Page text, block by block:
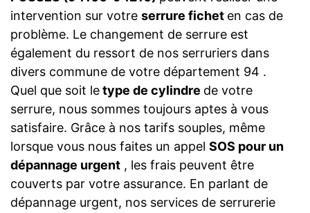
intervention sur votre serrure fichet en cas de
problème. Le changement de serrure est
également du ressort de nos serruriers dans
divers commune de votre département 94 .
Quel que soit letype de cylindre de votre
serrure, nous sommes toujours aptes à vous
satisfaire. Grâce à nos tarifs souples, même
lorsque vous nous faites un appel SOS pour un
dépannage urgent , les frais peuvent être
couverts par votre assurance. En parlant de
dépannage urgent, nos services de serrurerie